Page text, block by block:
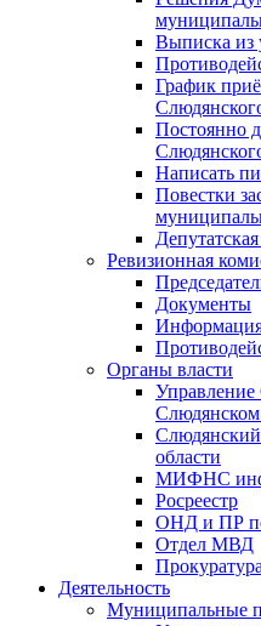
Выписка из
График
Постоянно
Написать
Повестки
Ревизионная
Документы
Органы власти
Управление
Слюдянском
области
МИФНС
Росреестр
ОНД и ПР
Отдел МВД
Прокуратура
Деятельность
Муниципальные